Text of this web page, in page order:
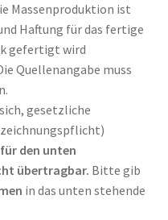
Massenproduktion ist
Haftung für das fertige
gefertigt wird
Quellenangabe muss
gesetzliche
den unten
übertragbar. Bitte gib
in das unten stehende